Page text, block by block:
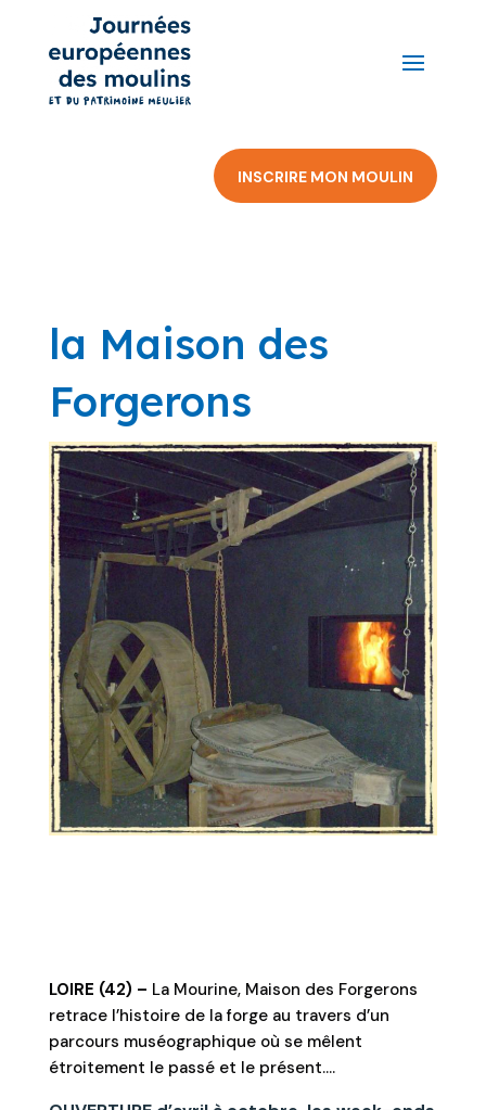
INSCRIRE MON MOULIN
la Maison des
Forgerons
LOIRE (42) – La Mourine, Maison des Forgerons
retrace l’histoire de la forge au travers d’un
parcours muséographique où se mêlent
étroitement le passé et le présent….